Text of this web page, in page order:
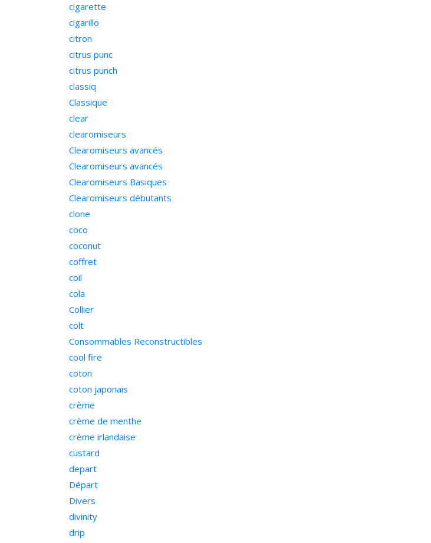
cigarette
cigarillo
citron
citrus punc
citrus punch
classiq
Classique
clear
clearomiseurs
Clearomiseurs avancés
Clearomiseurs avancés
Clearomiseurs Basiques
Clearomiseurs débutants
clone
coco
coconut
coffret
coil
cola
Collier
colt
Consommables Reconstructibles
cool fire
coton
coton japonais
crème
crème de menthe
crème irlandaise
custard
depart
Départ
Divers
divinity
drip